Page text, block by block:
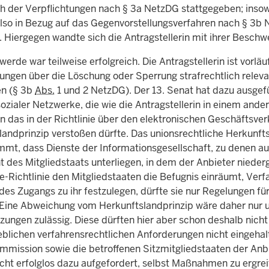
der Verpflichtungen nach § 3a NetzDG stattgegeben;
in Bezug auf das Gegenvorstellungsverfahren nach §
Hiergegen wandte sich die Antragstellerin mit ihrer
war teilweise erfolgreich. Die Antragstellerin ist
über die Löschung oder Sperrung strafrechtlich
(§ 3b Abs. 1 und 2 NetzDG). Der 13. Senat hat dazu
Netzwerke, die wie die Antragstellerin in einem
das in der Richtlinie über den elektronischen
verstoßen dürfte. Das unionsrechtliche
dass Dienste der Informationsgesellschaft, zu denen
des Mitgliedstaats unterliegen, in dem der Anbieter
Richtlinie den Mitgliedstaaten die Befugnis einräumt,
Zugangs zu ihr festzulegen, dürfte sie nur Regelungen
Abweichung vom Herkunftslandprinzip wäre daher
zulässig. Diese dürften hier aber schon deshalb
verfahrensrechtlichen Anforderungen nicht
sowie die betroffenen Sitzmitgliedstaaten der
erfolglos dazu aufgefordert, selbst Maßnahmen zu